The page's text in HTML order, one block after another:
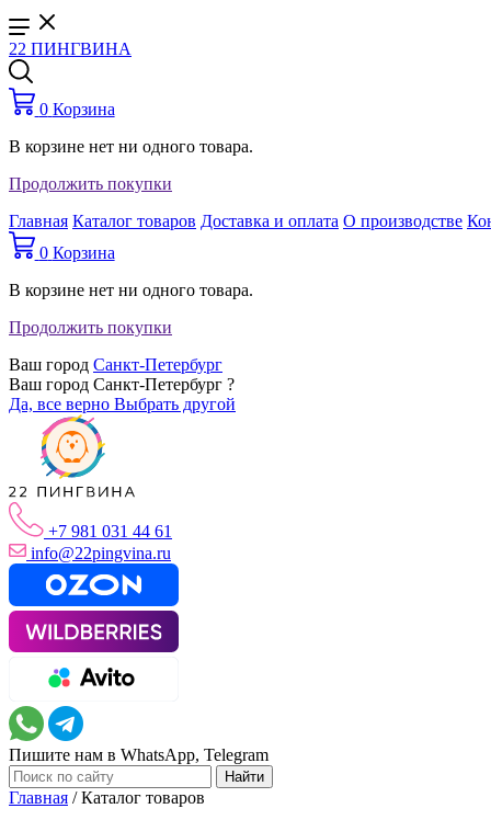
22 ПИНГВИНА
0 Корзина
В корзине нет ни одного товара.
Продолжить покупки
Главная Каталог товаров Доставка и оплата О производстве
0 Корзина
В корзине нет ни одного товара.
Продолжить покупки
Ваш город Санкт-Петербург
Ваш город Санкт-Петербург ?
Да, все верно Выбрать другой
+7 981 031 44 61
info@22pingvina.ru
Пишите нам в WhatsApp, Telegram
Главная /Каталог товаров